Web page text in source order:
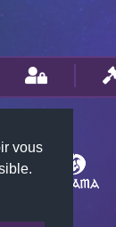
vous